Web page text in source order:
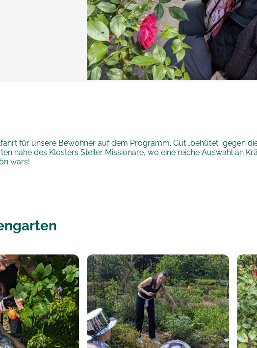
für unsere Bewohner auf dem Programm. Gut „behütet“ gegen
nahe des Klosters Steiler Missionare, wo eine reiche Auswahl an
wars!